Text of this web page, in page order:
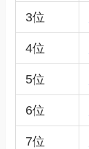
3位
4位
5位
6位
7位